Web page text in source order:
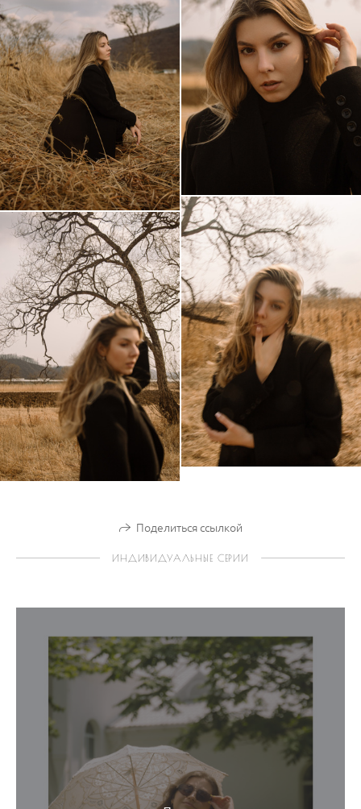
Поделиться ссылкой
ИНДИВИДУАЛЬНЫЕ СЕРИИ